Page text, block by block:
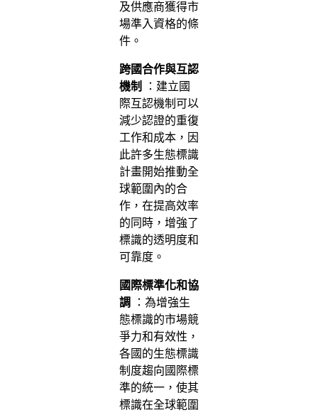
及供應商獲得市
場準入資格的條
件。
跨國合作與互認
機制
：建立國
際互認機制可以
減少認證的重復
工作和成本，因
此許多生態標識
計畫開始推動全
球範圍內的合
作，在提高效率
的同時，增強了
標識的透明度和
可靠度。
國際標準化和協
調
：為增強生
態標識的市場競
爭力和有效性，
各國的生態標識
制度趨向國際標
準的統一，使其
標識在全球範圍